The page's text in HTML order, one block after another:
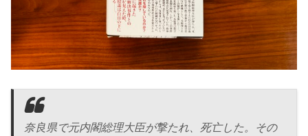
奈良県で元内閣総理大臣が撃たれ、死亡した。その